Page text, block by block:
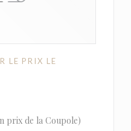
LE PRIX LE
prix de la Coupole)